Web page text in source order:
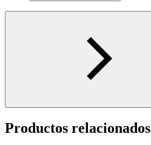
Productos relacionados